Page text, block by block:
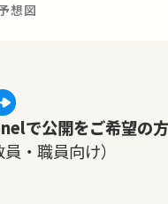
想図
で公開をご希望の
・職員向け）